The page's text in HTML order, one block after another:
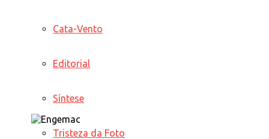
Cata-Vento
Editorial
Síntese
Tristeza da Foto